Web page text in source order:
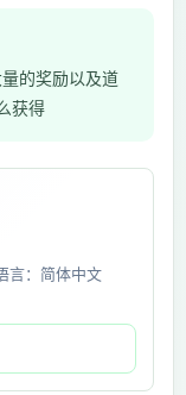
的奖励以及道
获得
言：简体中文